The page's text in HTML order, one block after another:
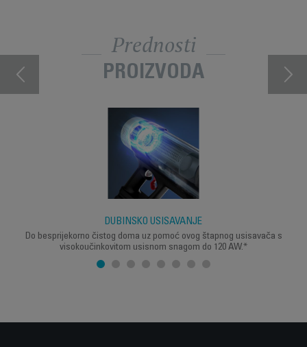
Prednosti
PROIZVODA
DUBINSKO USISAVANJE
Do besprijekorno čistog doma uz pomoć ovog štapnog usisavača s
visokoučinkovitom usisnom snagom do 120 AW.*